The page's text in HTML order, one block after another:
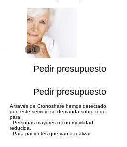
1/1
Pedir presupuesto
Pedir presupuesto
A través de Cronoshare hemos detectado
que este servicio se demanda sobre todo
para:
- Personas mayores o con movilidad
reducida.
- Para pacientes que van a realizar